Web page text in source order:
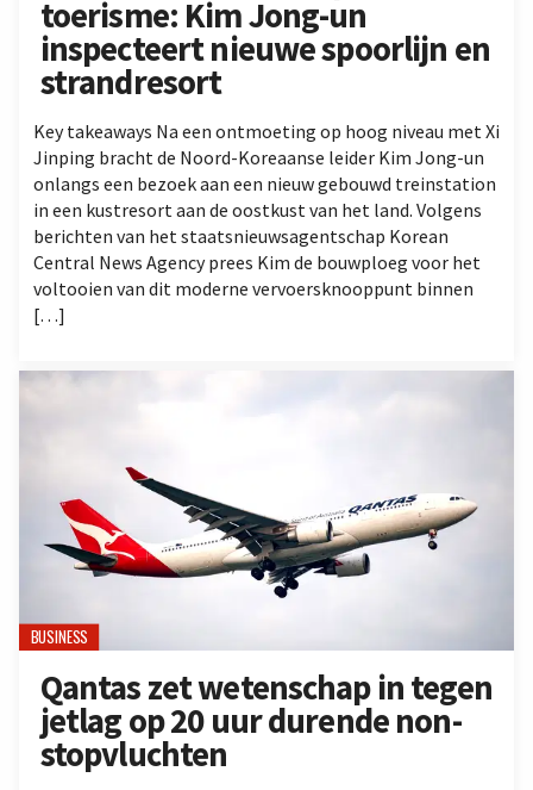
toerisme: Kim Jong-un
inspecteert nieuwe spoorlijn en
strandresort
Key takeaways Na een ontmoeting op hoog niveau met Xi
Jinping bracht de Noord-Koreaanse leider Kim Jong-un
onlangs een bezoek aan een nieuw gebouwd treinstation
in een kustresort aan de oostkust van het land. Volgens
berichten van het staatsnieuwsagentschap Korean
Central News Agency prees Kim de bouwploeg voor het
voltooien van dit moderne vervoersknooppunt binnen
[…]
BUSINESS
Qantas zet wetenschap in tegen
jetlag op 20 uur durende non-
stopvluchten